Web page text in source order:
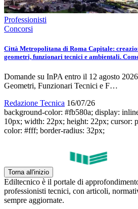
Professionisti
Concorsi
Città Metropolitana di Roma Capitale:
geometri, funzionari tecnici e ambientali.
Domande su InPA entro il 12 agosto
Geometri, Funzionari Tecnici e F…
Redazione Tecnica 16/07/26
background-color: #fb580a; display:
10px; width: 22px; height: 22px; cursor:
color: #fff; border-radius: 32px;
Torna all'inizio
Ediltecnico è il portale di
professionisti tecnici, con articoli,
sempre aggiornate.